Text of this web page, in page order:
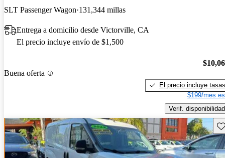
SLT Passenger Wagon 131,344 millas
Entrega a domicilio desde Victorville, CA
El precio incluye envío de $1,500
Buena oferta
El precio incluye tasas
$199/mes
Verif. disponibilidad